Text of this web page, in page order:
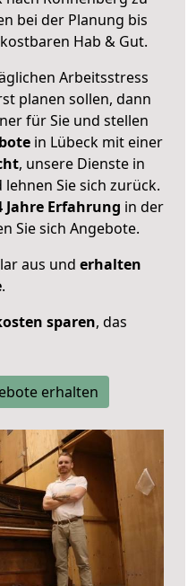
bei der Planung bis
Hab & Gut.
Arbeitsstress
planen sollen, dann
für Sie und stellen
in Lübeck mit einer
, unsere Dienste in
Sie sich zurück.
Jahre Erfahrung in der
Sie sich Angebote.
aus und erhalten
.
sparen, das
erhalten